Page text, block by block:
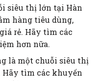
siêu thị lớn tại Hàn
hàng tiêu dùng,
rẻ. Hãy tìm các
hơn nữa.
là một chuỗi siêu thị
Hãy tìm các khuyến